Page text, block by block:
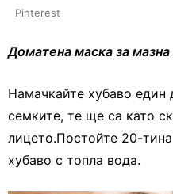
Pinterest
Доматена маска за
Намачкайте хубаво един
семките, те ще са като
лицето.Постойте 20-
хубаво с топла вода.